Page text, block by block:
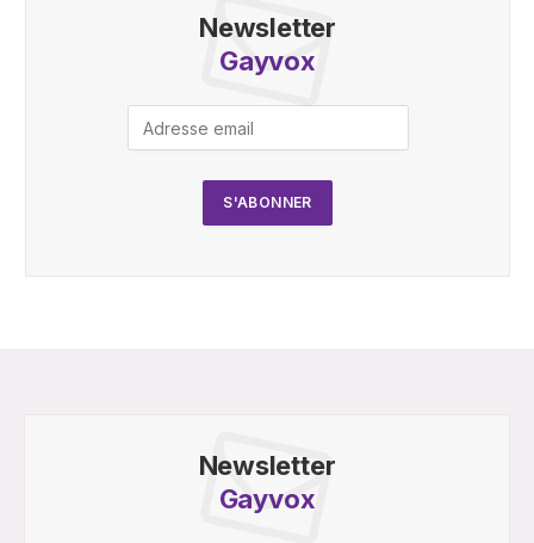
Newsletter
Gayvox
Newsletter
Gayvox